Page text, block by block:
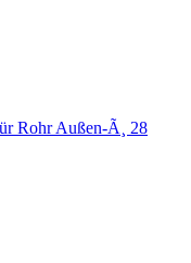
Rohr Außen-Ã¸ 28